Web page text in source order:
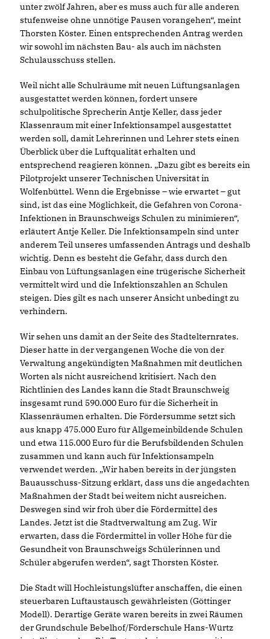
unter zwölf Jahren, aber es muss auch für alle anderen
stufenweise ohne unnötige Pausen vorangehen“, meint
Thorsten Köster. Einen entsprechenden Antrag werden
wir sowohl im nächsten Bau- als auch im nächsten
Schulausschuss stellen.
Weil nicht alle Schulräume mit neuen Lüftungsanlagen
ausgestattet werden können, fordert unsere
schulpolitische Sprecherin Antje Keller, dass jeder
Klassenraum mit einer Infektionsampel ausgestattet
werden soll, damit Lehrerinnen und Lehrer stets einen
Überblick über die Luftqualität erhalten und
entsprechend reagieren können. „Dazu gibt es bereits ein
Pilotprojekt unserer Technischen Universität in
Wolfenbüttel. Wenn die Ergebnisse – wie erwartet – gut
sind, ist das eine Möglichkeit, die Gefahren von Corona-
Infektionen in Braunschweigs Schulen zu minimieren“,
erläutert Antje Keller. Die Infektionsampeln sind unter
anderem Teil unseres umfassenden Antrags und deshalb
wichtig. Denn es besteht die Gefahr, dass durch den
Einbau von Lüftungsanlagen eine trügerische Sicherheit
vermittelt wird und die Infektionszahlen an Schulen
steigen. Dies gilt es nach unserer Ansicht unbedingt zu
verhindern.
Wir sehen uns damit an der Seite des Stadtelternrates.
Dieser hatte in der vergangenen Woche die von der
Verwaltung angekündigten Maßnahmen mit deutlichen
Worten als nicht ausreichend kritisiert. Nach den
Richtlinien des Landes kann die Stadt Braunschweig
insgesamt rund 590.000 Euro für die Sicherheit in
Klassenräumen erhalten. Die Fördersumme setzt sich
aus knapp 475.000 Euro für Allgemeinbildende Schulen
und etwa 115.000 Euro für die Berufsbildenden Schulen
zusammen und kann auch für Infektionsampeln
verwendet werden. „Wir haben bereits in der jüngsten
Bauausschuss-Sitzung erklärt, dass uns die angedachten
Maßnahmen der Stadt bei weitem nicht ausreichen.
Deswegen sind wir froh über die Fördermittel des
Landes. Jetzt ist die Stadtverwaltung am Zug. Wir
erwarten, dass die Fördermittel in voller Höhe für die
Gesundheit von Braunschweigs Schülerinnen und
Schüler abgerufen werden“, sagt Thorsten Köster.
Die Stadt will Hochleistungslüfter anschaffen, die einen
steuerbaren Luftaustausch gewährleisten (Göttinger
Modell). Derartige Geräte waren bereits in zwei Räumen
der Grundschule Bebelhof/Förderschule Hans-Würtz